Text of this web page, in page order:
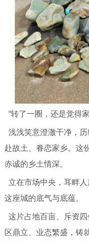
“转了一圈，还是觉得
浅浅笑意澄澈干净，
赴故土、眷恋家乡。这
赤诚的乡土情深。
立在市场中央，耳畔
这座城的底气与底蕴。
这片占地百亩、斥资
区鼎立、业态繁盛，铸